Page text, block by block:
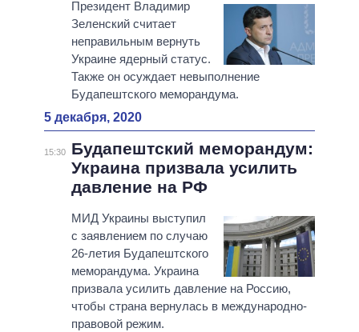
Президент Владимир
Зеленский считает
неправильным вернуть
Украине ядерный статус.
Также он осуждает невыполнение
Будапештского меморандума.
5 декабря, 2020
15:30
Будапештский меморандум:
Украина призвала усилить
давление на РФ
МИД Украины выступил
с заявлением по случаю
26-летия Будапештского
меморандума. Украина
призвала усилить давление на Россию,
чтобы страна вернулась в международно-
правовой режим.